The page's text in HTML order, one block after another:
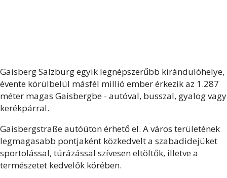
Gaisberg Salzburg egyik legnépszerűbb kirándulóhelye,
évente körülbelül másfél millió ember érkezik az 1.287
méter magas Gaisbergbe - autóval, busszal, gyalog vagy
kerékpárral.
Gaisbergstraße autóúton érhető el. A város területének
legmagasabb pontjaként közkedvelt a szabadidejüket
sportolással, túrázással szívesen eltöltők, illetve a
természetet kedvelők körében.